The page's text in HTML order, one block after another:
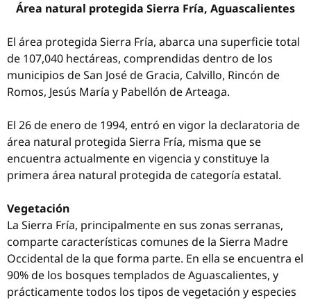
Área natural protegida Sierra Fría, Aguascalientes
El área protegida Sierra Fría, abarca una superficie total
de 107,040 hectáreas, comprendidas dentro de los
municipios de San José de Gracia, Calvillo, Rincón de
Romos, Jesús María y Pabellón de Arteaga.
El 26 de enero de 1994, entró en vigor la declaratoria de
área natural protegida Sierra Fría, misma que se
encuentra actualmente en vigencia y constituye la
primera área natural protegida de categoría estatal.
Vegetación
La Sierra Fría, principalmente en sus zonas serranas,
comparte características comunes de la Sierra Madre
Occidental de la que forma parte. En ella se encuentra el
90% de los bosques templados de Aguascalientes, y
prácticamente todos los tipos de vegetación y especies